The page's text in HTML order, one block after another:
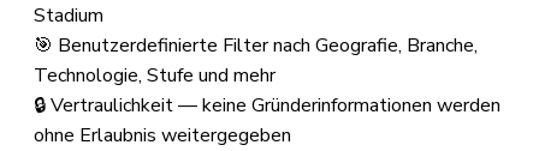
Stadium
🎯 Benutzerdefinierte Filter nach Geografie, Branche,
Technologie, Stufe und mehr
🔒 Vertraulichkeit — keine Gründerinformationen werden
ohne Erlaubnis weitergegeben